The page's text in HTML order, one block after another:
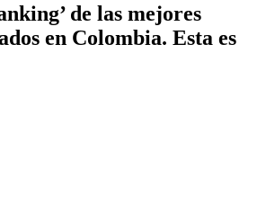
de las mejores
en Colombia. Esta es